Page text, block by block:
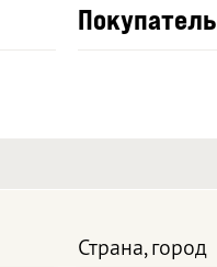
Покупатель
Страна, город